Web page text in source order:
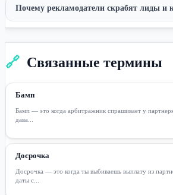
Почему рекламодатели скрабят лиды и
🔗 Связанные термины
Бамп
Бамп — это когда арбитражник спрашивает у
дава...
Досрочка
Досрочка — это когда ты выбиваешь выплату из
даты с...